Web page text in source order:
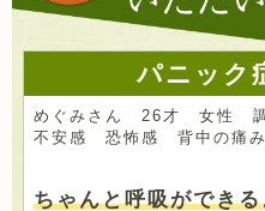
パニック
めぐみさん 26才 女性
不安感 恐怖感 背中の痛
ちゃんと呼吸ができ